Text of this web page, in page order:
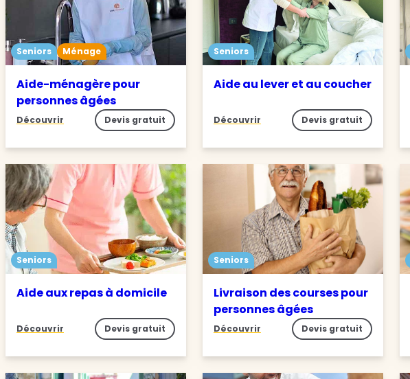
Seniors Ménage
Aide-ménagère pour
personnes âgées
Découvrir Devis gratuit
Seniors
Aide au lever et au coucher
Découvrir Devis gratuit
Seniors
Aide aux repas à domicile
Découvrir Devis gratuit
Seniors
Livraison des courses pour
personnes âgées
Découvrir Devis gratuit